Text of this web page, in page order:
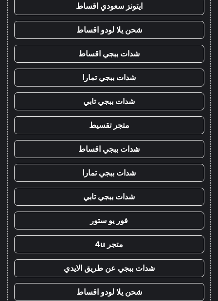
ايتونز سعودي اقساط
شحن يلا لودو اقساط
شدات ببجي اقساط
شدات ببجي تمارا
شدات ببجي تابي
متجر تقسيط
شدات ببجي اقساط
شدات ببجي تمارا
شدات ببجي تابي
فور يو ستور
متجر 4u
شدات ببجي عن طريق الايدي
شحن يلا لودو اقساط